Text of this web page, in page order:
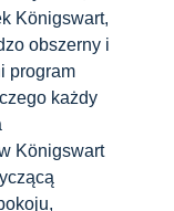
Königswart,
obszerny i
program
każdy
Königswart